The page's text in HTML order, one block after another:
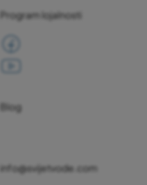
Program lojalnosti
Blog
info@svijetvode.com